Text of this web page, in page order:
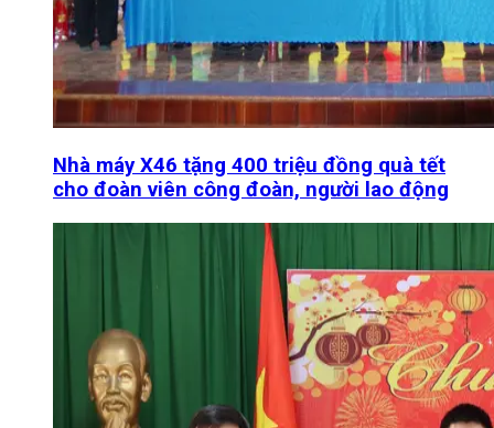
Nhà máy X46 tặng 400 triệu đồng quà tết
cho đoàn viên công đoàn, người lao động